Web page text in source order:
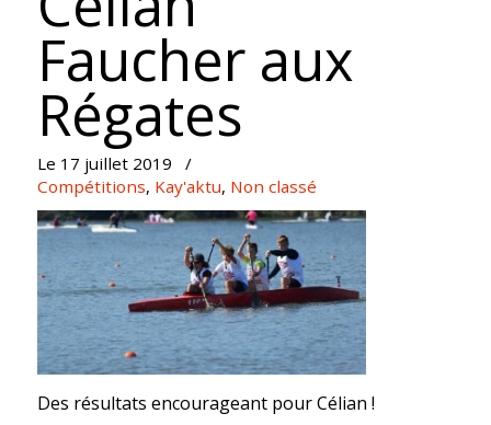
Faucher aux
Régates
Le 17 juillet 2019
/
Compétitions, Kay'aktu, Non classé
Des résultats encourageant pour Célian !